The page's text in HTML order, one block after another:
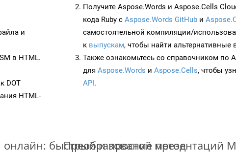
и
в HTML.
DOT
HTML-
Получите Aspose.Words и Aspose.Cells
кода Ruby с Aspose.Words GitHub и
самостоятельной компиляции/
к выпускам, чтобы найти альтернативные
Также ознакомьтесь со справочником по
для Aspose.Words и Aspose.Cells, чтобы
API.
быстрый и простой метод
Преобразование презентаций